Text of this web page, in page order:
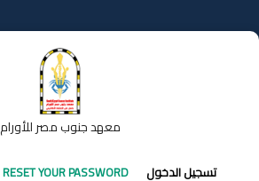
إلى
المحتوى
معهد جنوب مصر للأورام
التبويبات
تسجيل الدخول RESET YOUR PASSWORD